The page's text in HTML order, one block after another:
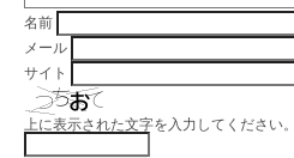
名前
メール
サイト
上に表示された文字を入力してください。